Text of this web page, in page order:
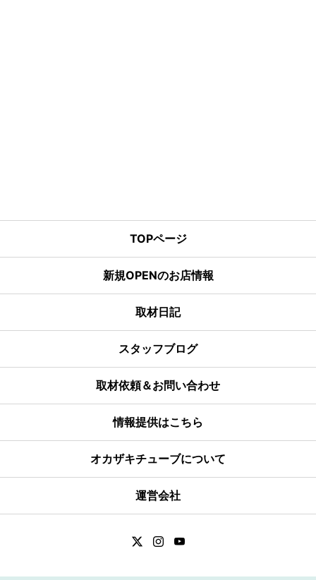
TOPページ
新規OPENのお店情報
取材日記
スタッフブログ
取材依頼＆お問い合わせ
情報提供はこちら
オカザキチューブについて
運営会社